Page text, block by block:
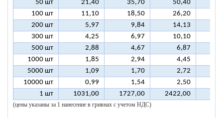
50 шт
21,40 35,70 50,40
100 шт
11,10 18,50 26,20
200 шт
5,97 9,84 14,13
300 шт
4,25 6,97 10,10
500 шт
2,88 4,67 6,87
1000 шт
1,85 2,94 4,45
5000 шт
1,09 1,70 2,72
10000 шт
0,99 1,54 2,50
1 шт
1031,00 1727,00 2422,00
(цены указаны за 1 нанесение в гривнах с учетом НДС)